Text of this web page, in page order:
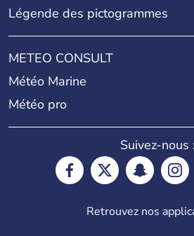
Légende des pictogrammes
METEO CONSULT
Météo Marine
Météo pro
Suivez-nous :
Retrouvez nos